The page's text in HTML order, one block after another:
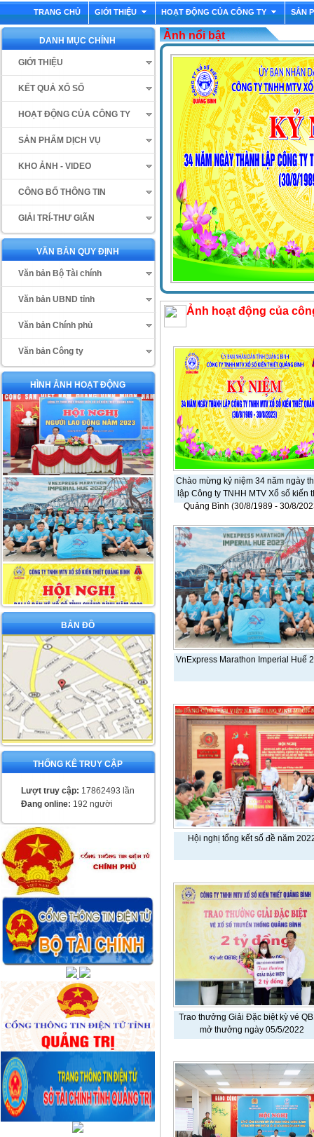
TRANG CHỦ GIỚI THIỆU HOẠT ĐỘNG CỦA CÔNG TY SẢN
DANH MỤC CHÍNH
GIỚI THIỆU
KẾT QUẢ XỔ SỐ
HOẠT ĐỘNG CỦA CÔNG TY
SẢN PHẨM DỊCH VỤ
KHO ẢNH - VIDEO
CÔNG BỐ THÔNG TIN
GIẢI TRÍ-THƯ GIÃN
VĂN BẢN QUY ĐỊNH
Văn bản Bộ Tài chính
Văn bản UBND tỉnh
Văn bản Chính phủ
Văn bản Công ty
HÌNH ẢNH HOẠT ĐỘNG
BẢN ĐỒ
THỐNG KÊ TRUY CẬP
Lượt truy cập: 17862493 lần
Đang online: 192 người
Ảnh nổi bật
Ảnh hoạt động của
Chào mừng kỷ niệm 34 năm ngày
lập Công ty TNHH MTV Xổ số kiến
Quảng Bình (30/8/1989 - 30/8/
VnExpress Marathon Imperial Huế
Hội nghị tổng kết số đề năm
Trao thưởng Giải Đặc biệt kỳ vé
mở thưởng ngày 05/5/2022